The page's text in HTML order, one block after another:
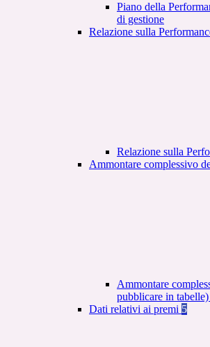
Piano della
di gestione
Relazione sulla
Relazione sulla
Ammontare complessivo
Ammontare
pubblicare in tabelle)
Dati relativi ai premi 5